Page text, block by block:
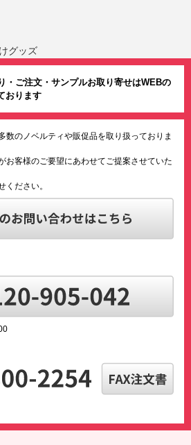
グッズ
・ご注文・サンプルお取り寄せはWEBの
おります
数のノベルティや販促品を取り扱っておりま
お客様のご要望にあわせてご提案させていた
ください。